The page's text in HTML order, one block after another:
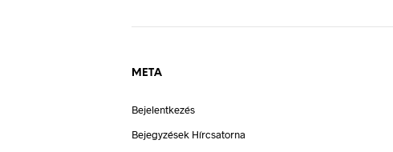
META
Bejelentkezés
Bejegyzések Hírcsatorna